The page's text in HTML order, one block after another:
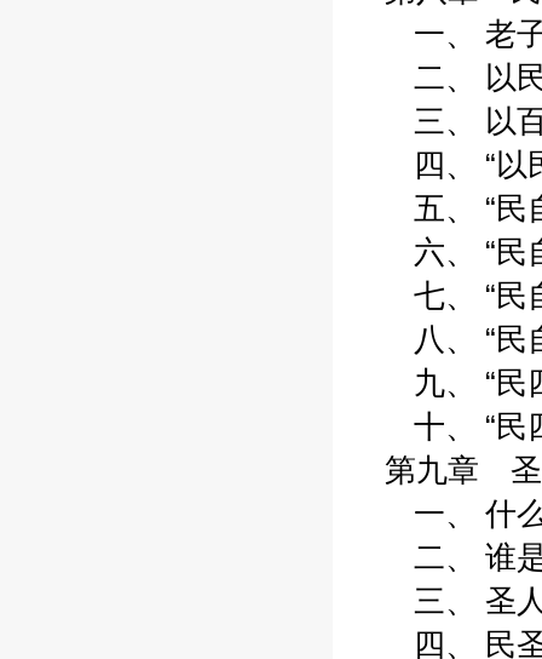
一、 老子
二、 以民
三、 以百
四、 “以民
五、 “民自
六、 “民自
七、 “民自
八、 “民自
九、 “民四
十、 “民四
第九章 圣
一、 什么
二、 谁是
三、 圣人
四、 民圣